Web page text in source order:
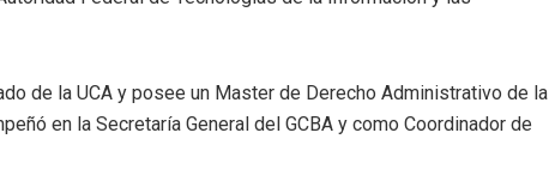
de la UCA y posee un Master de Derecho Administrativo de la
en la Secretaría General del GCBA y como Coordinador de